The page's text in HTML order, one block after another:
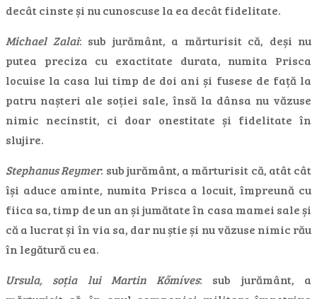
decât cinste și nu cunoscuse la ea decât fidelitate.
Michael Zalai: sub jurământ, a mărturisit că, deși nu
putea preciza cu exactitate durata, numita Prisca
locuise la casa lui timp de doi ani și fusese de față la
patru nașteri ale soției sale, însă la dânsa nu văzuse
nimic necinstit, ci doar onestitate și fidelitate în
slujire.
Stephanus Reymer: sub jurământ, a mărturisit că, atât cât
își aduce aminte, numita Prisca a locuit, împreună cu
fiica sa, timp de un an și jumătate în casa mamei sale și
că a lucrat și în via sa, dar nu știe și nu văzuse nimic rău
în legătură cu ea.
Ursula, soția lui Martin Kőmíves: sub jurământ, a